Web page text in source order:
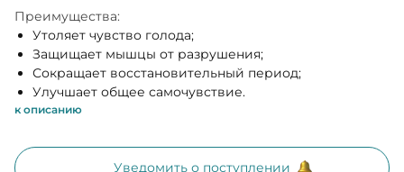
Преимущества:
Утоляет чувство голода;
Защищает мышцы от разрушения;
Сокращает восстановительный период;
Улучшает общее самочувствие.
к описанию
Уведомить о поступлении